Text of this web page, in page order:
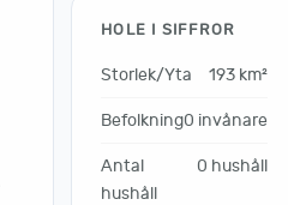
HOLE I SIFFROR
Storlek/Yta 193 km²
Befolkning0 invånare
Antal
hushåll
0 hushåll